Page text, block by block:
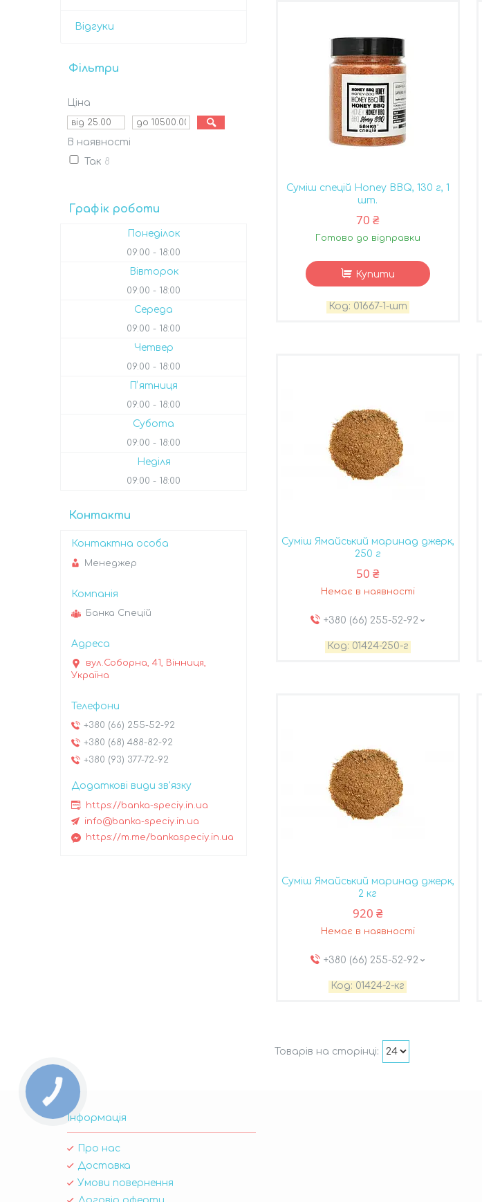
Суміш спецій Honey BBQ, 130 г, 1
шт.
70 ₴
Готово до відправки
Купити
01667-1-шт
Суміш Ямайський маринад джерк,
250 г
50 ₴
Немає в наявності
+380 (66) 255-52-92
01424-250-г
Суміш Ямайський маринад джерк,
2 кг
920 ₴
Немає в наявності
+380 (66) 255-52-92
01424-2-кг
Відгуки
Фільтри
Ціна
В наявності
Так 8
Графік роботи
Понеділок
09:00 18:00
Вівторок
09:00 18:00
Середа
09:00 18:00
Четвер
09:00 18:00
Пʼятниця
09:00 18:00
Субота
09:00 18:00
Неділя
09:00 18:00
Контакти
Менеджер
Банка Спецій
вул.Соборна, 41, Вінниця,
Україна
+380 (66) 255-52-92
+380 (68) 488-82-92
+380 (93) 377-72-92
https://banka-speciy.in.ua
info@banka-speciy.in.ua
https://m.me/bankaspeciy.in.ua
Інформація
Про нас
Доставка
Умови повернення